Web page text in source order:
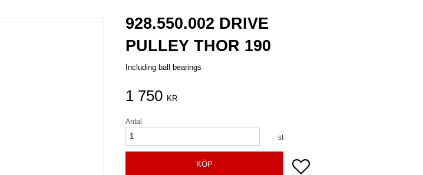
928.550.002 DRIVE
PULLEY THOR 190
Including ball bearings
1 750 KR
Antal
st
KÖP Lägg till i favoriter